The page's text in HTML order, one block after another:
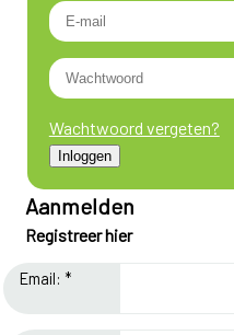
Wachtwoord vergeten?
Aanmelden
Registreer hier
Email: *